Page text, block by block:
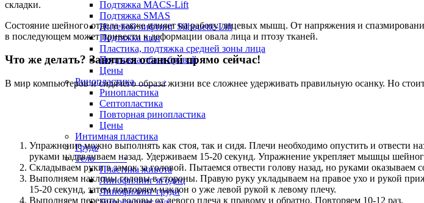
Подтяжка MACS-Lift
Подтяжка SMAS
Нитевой лифтинг Silhouette-Lift
Подтяжка шеи
Пластика, подтяжка средней зоны лица
Подтяжка лба и бровей
Цены
Ринопластика ›
Ринопластика
Септопластика
Повторная ринопластика
Цены
Интимная пластика
Грудь
Тело ›
Пластика живота
Липофилинг ягодиц
Липофилинг груди
складки.
Состояние шейного отдела также влияет на работу лицевых мышц. От напряжения и
в последующем может привести к деформации овала лица и птозу тканей.
Что же делать? Заняться осанкой прямо сейчас!
В мир компьютеров и сидячего образа жизни все сложнее удерживать правильную осанку. Но
Упражнение можно выполнять как стоя, так и сидя. Плечи необходимо опустить и отвести
руками надавливаем назад. Удерживаем 15-20 секунд. Упражнение укрепляет мышцы
Складываем руки в замок за головой. Пытаемся отвести голову назад, но руками оказываем
Выполняем наклоны головы в стороны. Правую руку укладываем на правое ухо и рукой
15-20 секунд, затем повторяем наклон о уже левой рукой к левому плечу.
Выполняем перекаты головы от левого плеча к правому и обратно. Повторяем 10-12 раз.